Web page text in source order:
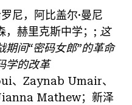
尼，阿比盖尔·曼尼
，赫里克斯中学；; 这
期间“密码女郎”的革命
学的改革
、Zaynab Umair、
Mathew；新泽